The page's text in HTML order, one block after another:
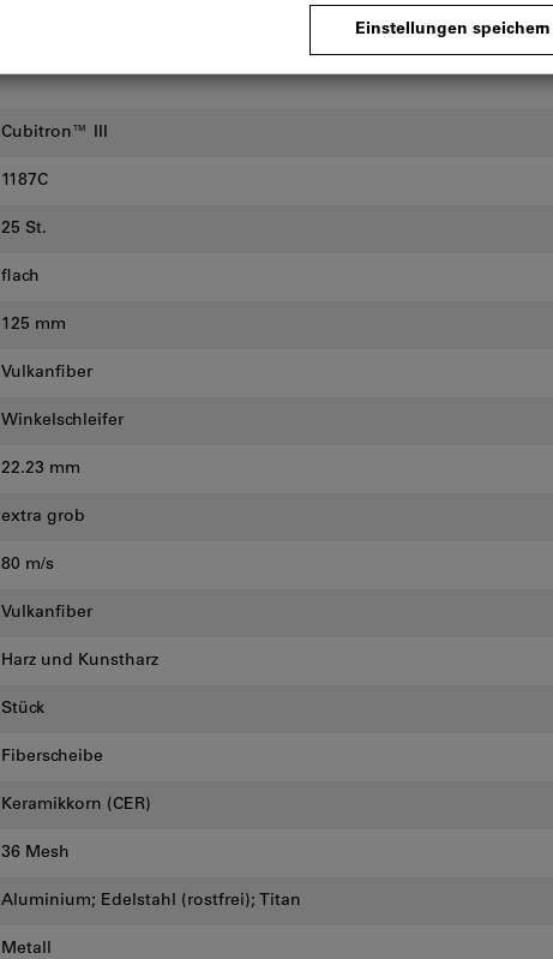
Cubitron™ III
1187C
25 St.
flach
125 mm
Vulkanfiber
Winkelschleifer
22.23 mm
extra grob
80 m/s
Vulkanfiber
Harz und Kunstharz
Stück
Fiberscheibe
Keramikkorn (CER)
36 Mesh
Aluminium; Edelstahl (rostfrei); Titan
Metall